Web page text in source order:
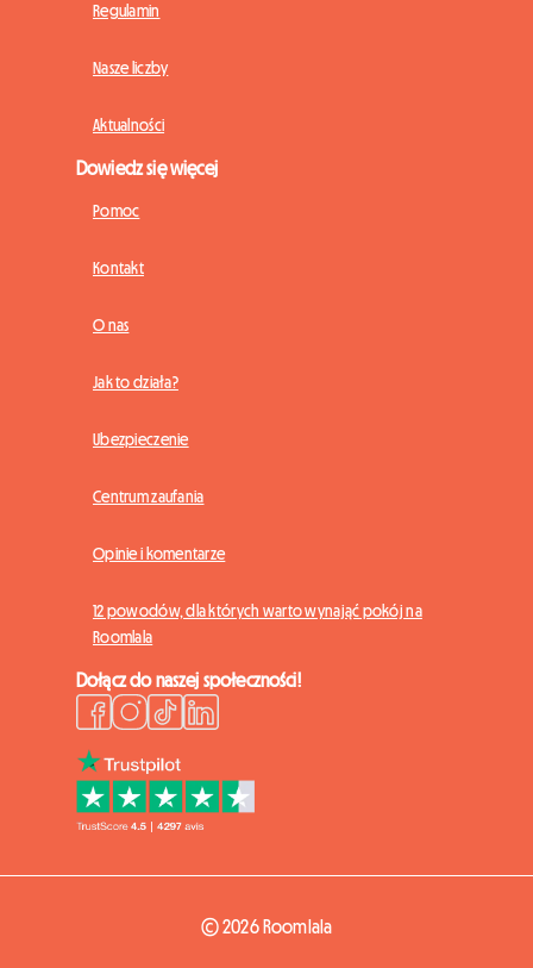
Regulamin
Nasze liczby
Aktualności
Dowiedz się więcej
Pomoc
Kontakt
O nas
Jak to działa?
Ubezpieczenie
Centrum zaufania
Opinie i komentarze
12 powodów, dla których warto wynająć pokój na
Roomlala
Dołącz do naszej społeczności!
© 2026 Roomlala